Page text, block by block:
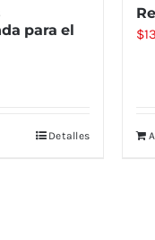
para el
Detalles
$